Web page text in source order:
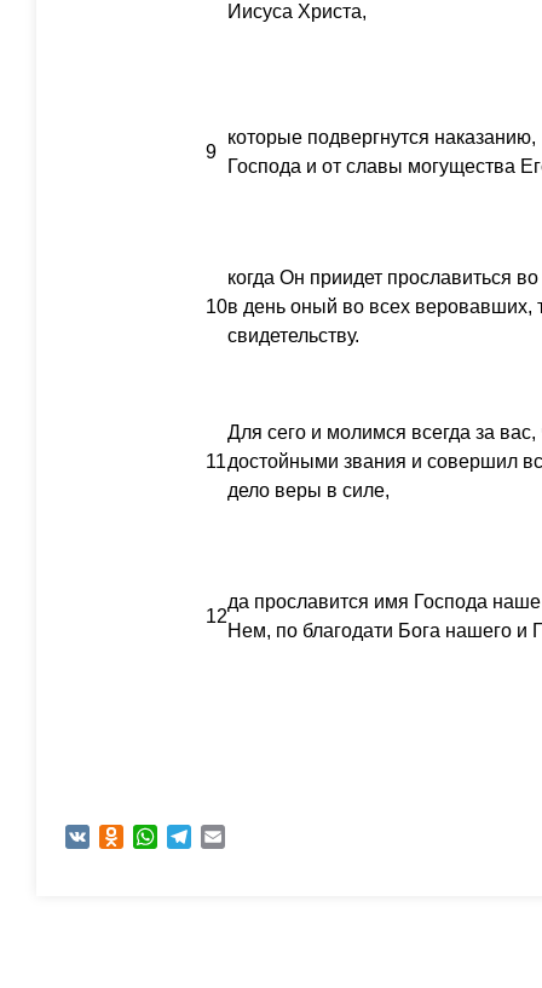
Иисуса Христа,
9
которые подвергнутся
Господа и от славы могущества
10
когда Он приидет прославиться
в день оный во всех веровавших,
свидетельству.
11
Для сего и молимся всегда за
достойными звания и совершил
дело веры в силе,
12
да прославится имя Господа
Нем, по благодати Бога нашего и
VK Odnoklassniki
WhatsAppTelegram